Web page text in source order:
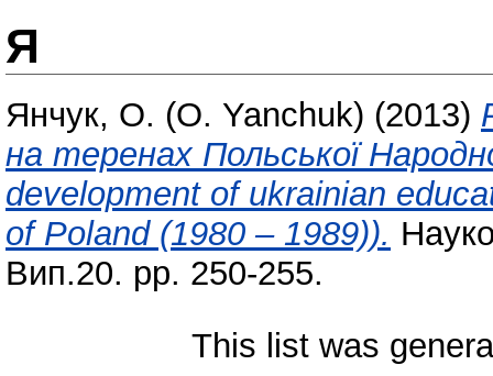
Я
Янчук, О. (О. Yanchuk) (2013)
на теренах Польської
development of ukrainian
of Poland (1980 – 1989)).
Вип.20. pp. 250-255.
This list was